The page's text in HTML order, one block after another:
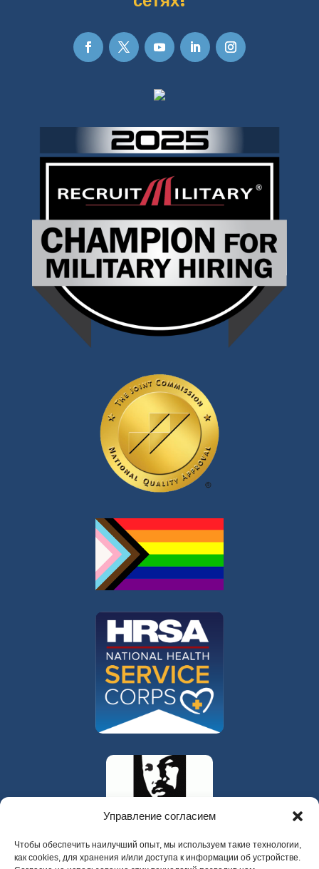
Управление согласием
Чтобы обеспечить наилучший опыт, мы используем такие технологии,
как cookies, для хранения и/или доступа к информации об устройстве.